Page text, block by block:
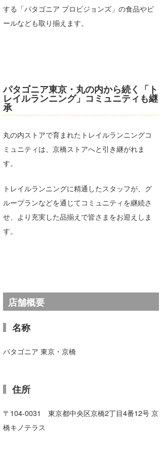
する「パタゴニア プロビジョンズ」の食品やビ
ールなども取り揃えます。
パタゴニア東京・丸の内から続く「ト
レイルランニング」コミュニティも継
承
丸の内ストアで育まれたトレイルランニングコ
ミュニティは、京橋ストアへと引き継がれま
す。
トレイルランニングに精通したスタッフが、グ
ループランなどを通じてコミュニティを継続さ
せ、より充実した品揃えで皆さまをお迎えしま
す。
店舗概要
名称
パタゴニア 東京・京橋
住所
〒104-0031 東京都中央区京橋2丁目4番12号 京
橋キノテラス